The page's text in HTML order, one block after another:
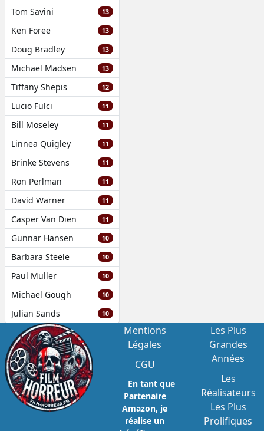
Tom Savini 13
Ken Foree 13
Doug Bradley 13
Michael Madsen 13
Tiffany Shepis 12
Lucio Fulci 11
Bill Moseley 11
Linnea Quigley 11
Brinke Stevens 11
Ron Perlman 11
David Warner 11
Casper Van Dien 11
Gunnar Hansen 10
Barbara Steele 10
Paul Muller 10
Michael Gough 10
Julian Sands 10
Mentions
Légales
CGU
En tant que
Partenaire
Amazon, je
réalise un
Les Plus
Grandes
Années
Les
Réalisateurs
Les Plus
Prolifiques